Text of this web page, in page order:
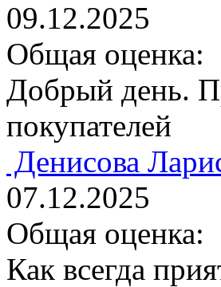
09.12.2025
Общая оценка:
Добрый день.
покупателей
Денисова
07.12.2025
Общая оценка:
Как всегда